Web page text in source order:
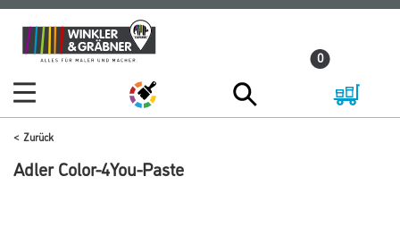
Zum
Inhalt
Zum
Navigationsmenü
0
Zurück
Adler Color-4You-Paste